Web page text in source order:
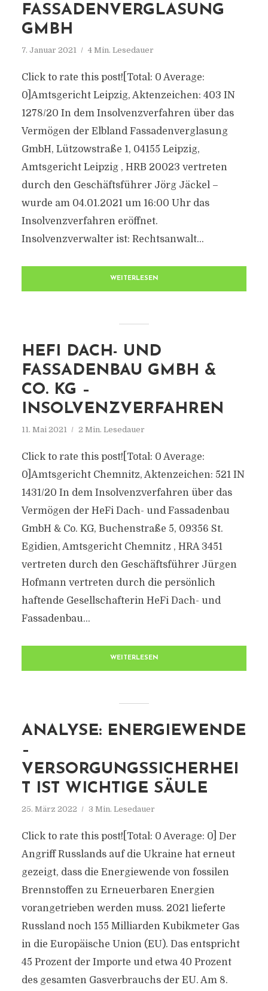
FASSADENVERGLASUNG
GMBH
7. Januar 2021 4 Min. Lesedauer
Click to rate this post![Total: 0 Average:
0]Amtsgericht Leipzig, Aktenzeichen: 403 IN
1278/20 In dem Insolvenzverfahren über das
Vermögen der Elbland Fassadenverglasung
GmbH, Lützowstraße 1, 04155 Leipzig,
Amtsgericht Leipzig , HRB 20023 vertreten
durch den Geschäftsführer Jörg Jäckel –
wurde am 04.01.2021 um 16:00 Uhr das
Insolvenzverfahren eröffnet.
Insolvenzverwalter ist: Rechtsanwalt...
WEITERLESEN
HEFI DACH- UND
FASSADENBAU GMBH &
CO. KG –
INSOLVENZVERFAHREN
11. Mai 2021 2 Min. Lesedauer
Click to rate this post![Total: 0 Average:
0]Amtsgericht Chemnitz, Aktenzeichen: 521 IN
1431/20 In dem Insolvenzverfahren über das
Vermögen der HeFi Dach- und Fassadenbau
GmbH & Co. KG, Buchenstraße 5, 09356 St.
Egidien, Amtsgericht Chemnitz , HRA 3451
vertreten durch den Geschäftsführer Jürgen
Hofmann vertreten durch die persönlich
haftende Gesellschafterin HeFi Dach- und
Fassadenbau...
WEITERLESEN
ANALYSE: ENERGIEWENDE
–
VERSORGUNGSSICHERHEI
T IST WICHTIGE SÄULE
25. März 2022 3 Min. Lesedauer
Click to rate this post![Total: 0 Average: 0] Der
Angriff Russlands auf die Ukraine hat erneut
gezeigt, dass die Energiewende von fossilen
Brennstoffen zu Erneuerbaren Energien
vorangetrieben werden muss. 2021 lieferte
Russland noch 155 Milliarden Kubikmeter Gas
in die Europäische Union (EU). Das entspricht
45 Prozent der Importe und etwa 40 Prozent
des gesamten Gasverbrauchs der EU. Am 8.